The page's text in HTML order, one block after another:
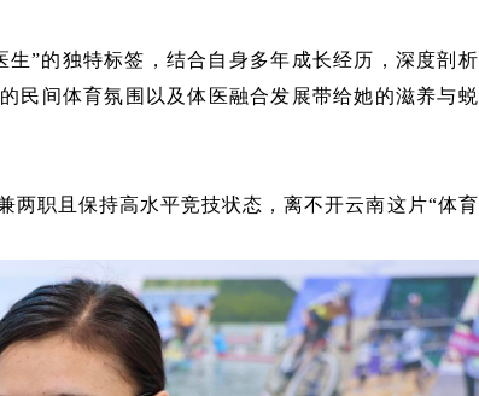
”的独特标签，结合自身多年成长经历，深度剖析
民间体育氛围以及体医融合发展带给她的滋养与蜕
两职且保持高水平竞技状态，离不开云南这片“体育